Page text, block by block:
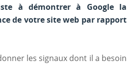
à démontrer à Google la
de votre site web par rapport
les signaux dont il a besoin